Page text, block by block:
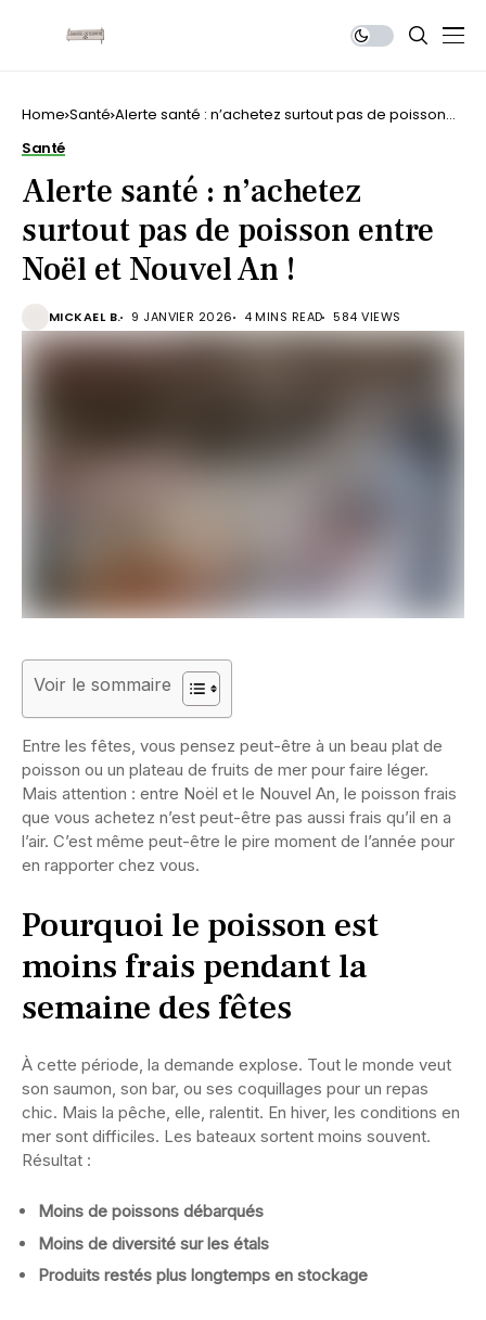
Home Santé Alerte santé : n’achetez surtout pas de poisson
Santé
Alerte santé : n’achetez
surtout pas de poisson entre
Noël et Nouvel An !
MICKAEL B. 9 JANVIER 2026 4 MINS READ 584 VIEWS
Voir le sommaire
Entre les fêtes, vous pensez peut-être à un beau plat de
poisson ou un plateau de fruits de mer pour faire léger.
Mais attention : entre Noël et le Nouvel An, le poisson frais
que vous achetez n’est peut-être pas aussi frais qu’il en a
l’air. C’est même peut-être le pire moment de l’année pour
en rapporter chez vous.
Pourquoi le poisson est
moins frais pendant la
semaine des fêtes
À cette période, la demande explose. Tout le monde veut
son saumon, son bar, ou ses coquillages pour un repas
chic. Mais la pêche, elle, ralentit. En hiver, les conditions en
mer sont difficiles. Les bateaux sortent moins souvent.
Résultat :
Moins de poissons débarqués
Moins de diversité sur les étals
Produits restés plus longtemps en stockage